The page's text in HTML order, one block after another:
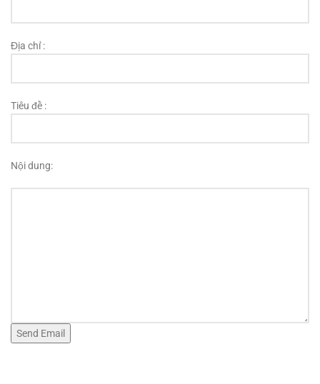
Địa chỉ :
Tiêu đề :
Nội dung: